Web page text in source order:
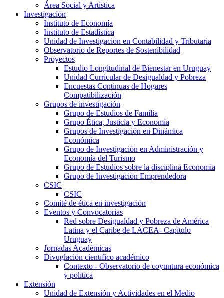
Área Social y Artística
Investigación
Instituto de Economía
Instituto de Estadística
Unidad de Investigación en Contabilidad y Tributaria
Observatorio de Reportes de Sostenibilidad
Proyectos
Estudio Longitudinal de Bienestar en Uruguay
Unidad Curricular de Desigualdad y Pobreza
Encuestas Continuas de Hogares
Compatibilización
Grupos de investigación
Grupo de Estudios de Familia
Grupo Ética, Justicia y Economía
Grupos de Investigación en Dinámica
Económica
Grupo de Investigación en Administración y
Economía del Turismo
Grupo de Estudios sobre la disciplina Economía
Grupo de Investigación Emprendedora
CSIC
CSIC
Comité de ética en investigación
Eventos y Convocatorias
Red sobre Desigualdad y Pobreza de América
Latina y el Caribe de LACEA- Capítulo
Uruguay
Jornadas Académicas
Divuglación científico académico
Contexto - Observatorio de coyuntura económica
y política
Extensión
Unidad de Extensión y Actividades en el Medio